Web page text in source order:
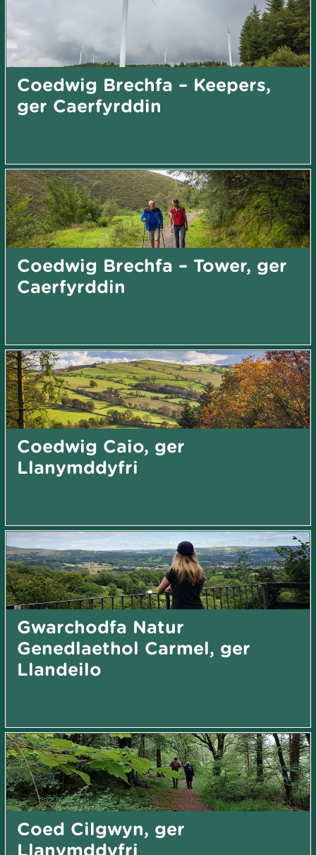
Coedwig Brechfa – Keepers,
ger Caerfyrddin
Coedwig Brechfa – Tower, ger
Caerfyrddin
Coedwig Caio, ger
Llanymddyfri
Gwarchodfa Natur
Genedlaethol Carmel, ger
Llandeilo
Coed Cilgwyn, ger
Llanymddyfri